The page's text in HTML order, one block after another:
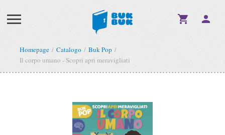
Homepage Catalogo
Buk Pop
Il corpo umano - Scopri apri meravigliati